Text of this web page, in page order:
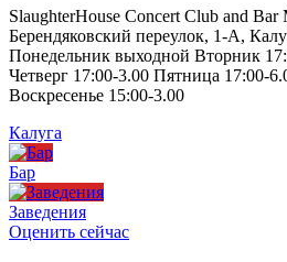
SlaughterHouse Concert Club and
Берендяковский переулок, 1-А,
Понедельник выходной Вторник
Четверг 17:00-3.00 Пятница 17:00-
Воскресенье 15:00-3.00
Калуга
Бар
Заведения
Оценить сейчас